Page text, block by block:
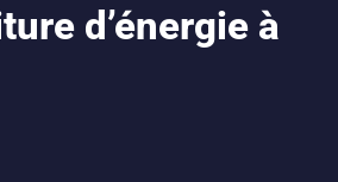
d’énergie à